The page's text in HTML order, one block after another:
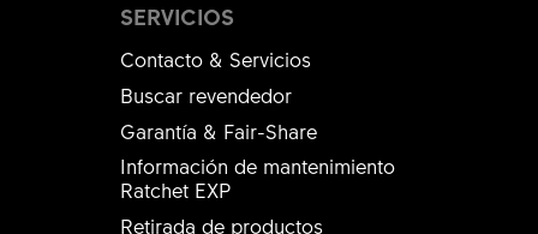
SERVICIOS
Contacto & Servicios
Buscar revendedor
Garantía & Fair-Share
Información de mantenimiento
Ratchet EXP
Retirada de productos